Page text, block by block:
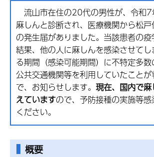
流山市在住の20代の男性が、令和
麻しんと診断され、医療機関から松
の発生届がありました。当該患者の
結果、他の人に麻しんを感染させて
る期間（感染可能期間）に不特定多
公共交通機関等を利用していたこと
で、お知らせします。 現在、国内で
えていますので、予防接種の実施等
ください。
概要